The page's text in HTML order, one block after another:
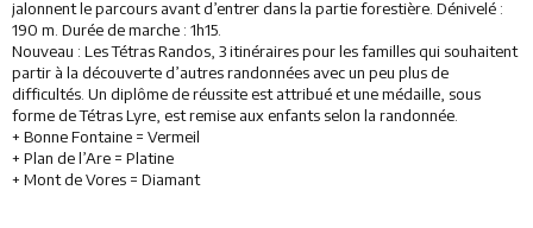
jalonnent le parcours avant d’entrer dans la partie forestière. Dénivelé :
190 m. Durée de marche : 1h15.
Nouveau : Les Tétras Randos, 3 itinéraires pour les familles qui souhaitent
partir à la découverte d’autres randonnées avec un peu plus de
difficultés. Un diplôme de réussite est attribué et une médaille, sous
forme de Tétras Lyre, est remise aux enfants selon la randonnée.
+ Bonne Fontaine = Vermeil
+ Plan de l’Are = Platine
+ Mont de Vores = Diamant